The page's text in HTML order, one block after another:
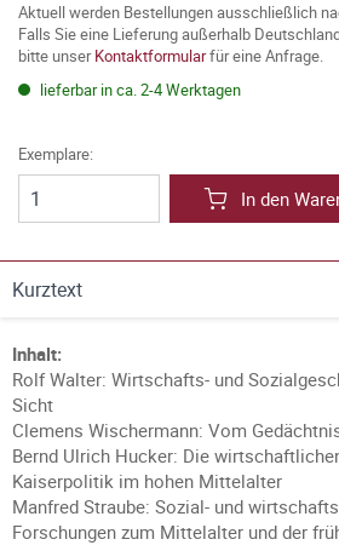
Aktuell werden Bestellungen ausschließlich
Falls Sie eine Lieferung außerhalb
bitte unserKontaktformularfür eine Anfrage.
lieferbar in ca. 2-4 Werktagen
Exemplare:
In den
Kurztext
Inhalt:
Rolf Walter: Wirtschafts- und
Sicht
Clemens Wischermann: Vom
Bernd Ulrich Hucker: Die
Kaiserpolitik im hohen Mittelalter
Manfred Straube: Sozial- und
Forschungen zum Mittelalter und der